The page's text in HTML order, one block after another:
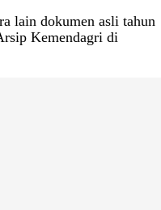
lain dokumen asli tahun
Kemendagri di